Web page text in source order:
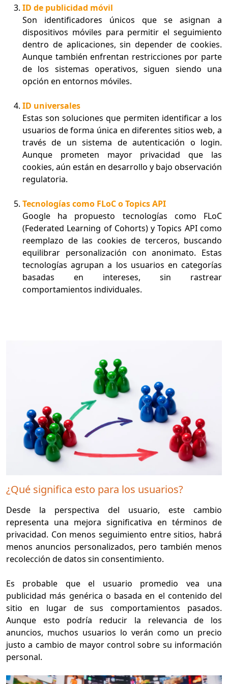
ID de publicidad móvil
Son identificadores únicos que se asignan a
dispositivos móviles para permitir el seguimiento
dentro de aplicaciones, sin depender de cookies.
Aunque también enfrentan restricciones por parte
de los sistemas operativos, siguen siendo una
opción en entornos móviles.
ID universales
Estas son soluciones que permiten identificar a los
usuarios de forma única en diferentes sitios web, a
través de un sistema de autenticación o login.
Aunque prometen mayor privacidad que las
cookies, aún están en desarrollo y bajo observación
regulatoria.
Tecnologías como FLoC o Topics API
Google ha propuesto tecnologías como FLoC
(Federated Learning of Cohorts) y Topics API como
reemplazo de las cookies de terceros, buscando
equilibrar personalización con anonimato. Estas
tecnologías agrupan a los usuarios en categorías
basadas en intereses, sin rastrear
comportamientos individuales.
¿Qué significa esto para los usuarios?
Desde la perspectiva del usuario, este cambio
representa una mejora significativa en términos de
privacidad. Con menos seguimiento entre sitios, habrá
menos anuncios personalizados, pero también menos
recolección de datos sin consentimiento.
Es probable que el usuario promedio vea una
publicidad más genérica o basada en el contenido del
sitio en lugar de sus comportamientos pasados.
Aunque esto podría reducir la relevancia de los
anuncios, muchos usuarios lo verán como un precio
justo a cambio de mayor control sobre su información
personal.